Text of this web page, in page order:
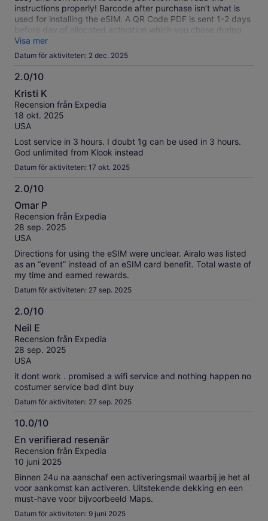
instructions properly! Barcode after purchase isn’t what is
used for installing the eSIM. A QR Code PDF is sent 1-2 days
before day of allocated activation which you chose during
purchase. Install the eSIM via the QR Code before you leave
for Japan, then activate once you’re in Japan - which starts
Visa mer
Datum för aktiviteten: 2 dec. 2025
2.0/10
2.0
av
10
Kristi K
Recension från Expedia
18 okt. 2025
USA
Lost service in 3 hours. I doubt 1g can be used in 3 hours.
God unlimited from Klook instead
Datum för aktiviteten: 17 okt. 2025
2.0/10
2.0
av
10
Omar P
Recension från Expedia
28 sep. 2025
USA
Directions for using the eSIM were unclear. Airalo was listed
as an “event” instead of an eSIM card benefit. Total waste of
my time and earned rewards.
Datum för aktiviteten: 27 sep. 2025
2.0/10
2.0
av
10
Neil E
Recension från Expedia
28 sep. 2025
USA
it dont work . promised a wifi service and nothing happen no
costumer service bad dint buy
Datum för aktiviteten: 27 sep. 2025
10.0/10
10.0
av
10
En verifierad resenär
Recension från Expedia
10 juni 2025
Binnen 24u na aanschaf een activeringsmail waarbij je het al
voor aankomst kan activeren. Uitstekende dekking en een
must-have voor bijvoorbeeld Maps.
Datum för aktiviteten: 9 juni 2025